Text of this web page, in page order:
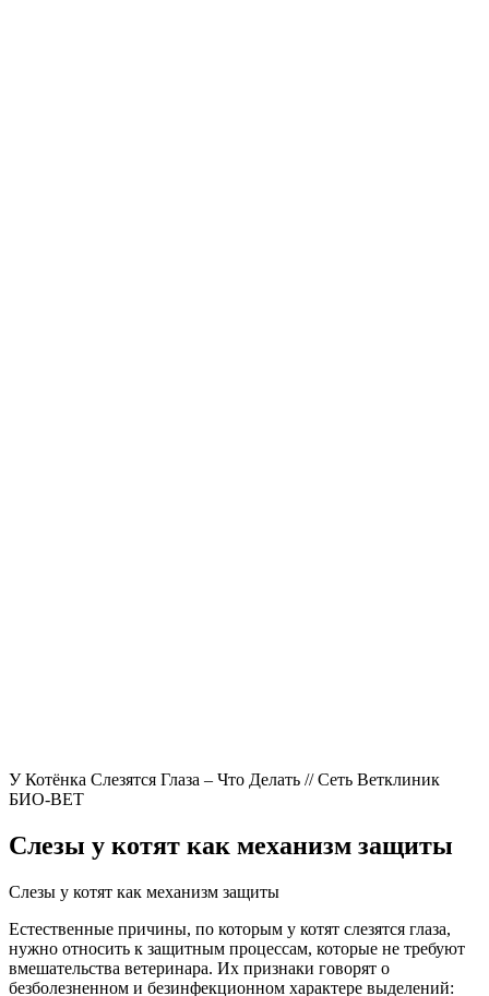
У Котёнка Слезятся Глаза – Что Делать // Сеть Ветклиник
БИО-ВЕТ
Слезы у котят как механизм защиты
Слезы у котят как механизм защиты
Естественные причины, по которым у котят слезятся глаза,
нужно относить к защитным процессам, которые не требуют
вмешательства ветеринара. Их признаки говорят о
безболезненном и безинфекционном характере выделений: